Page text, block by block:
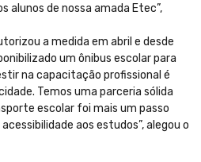
alunos de nossa amada Etec”,
a medida em abril e desde
um ônibus escolar para
na capacitação profissional é
Temos uma parceria sólida
escolar foi mais um passo
aos estudos”, alegou o